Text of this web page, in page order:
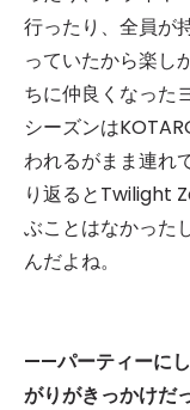
行ったり、全員が
っていたから楽し
ちに仲良くなった
シーズンは
われるがまま連れ
り返るとTwilight
ぶことはなかった
んだよね。
——パーティーに
がりがきっかけだ